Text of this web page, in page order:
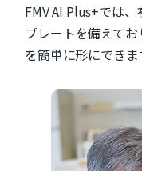
FMV AI Plus+では
プレートを備えて
を簡単に形にできま